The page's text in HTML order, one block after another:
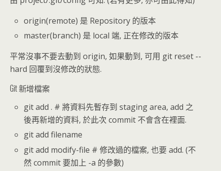
origin(remote) 是 Repository 的版本
master(branch) 是 local 端, 正在修改的版本
平常沒事不要去動到 origin, 如果動到, 可用 git reset --
hard 回覆到沒修改的狀態.
Git 新增檔案
git add . # 將資料先暫存到 staging area, add 之
後再新增的資料, 於此次 commit 不會含在裡面.
git add filename
git add modify-file # 修改過的檔案, 也要 add. (不
然 commit 要加上 -a 的參數)